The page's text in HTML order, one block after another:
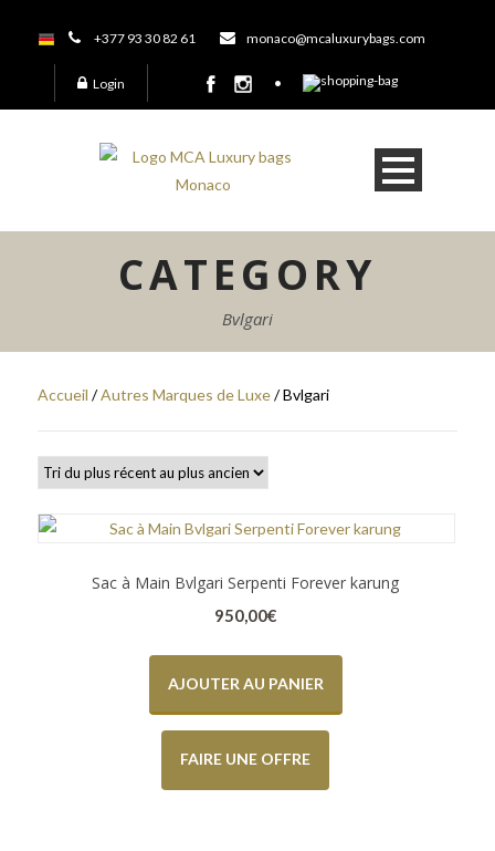
+377 93 30 82 61 monaco@mcaluxurybags.com
Login
CATEGORY
Bvlgari
Accueil /Autres Marques de Luxe/ Bvlgari
Sac à Main Bvlgari Serpenti Forever karung
950,00€
AJOUTER AU PANIER
FAIRE UNE OFFRE